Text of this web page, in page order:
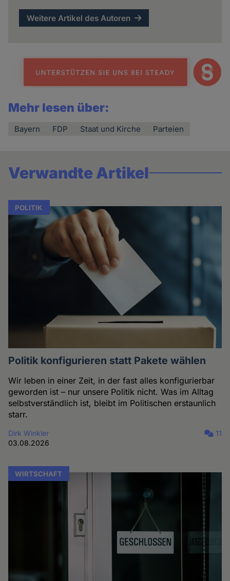
Weitere Artikel des Autoren
Mehr lesen über:
Bayern FDP Staat und Kirche Parteien
Verwandte Artikel
POLITIK
Politik konfigurieren statt Pakete wählen
Wir leben in einer Zeit, in der fast alles konfigurierbar
geworden ist – nur unsere Politik nicht. Was im Alltag
selbstverständlich ist, bleibt im Politischen erstaunlich
starr.
Dirk Winkler
03.08.2026
11
WIRTSCHAFT